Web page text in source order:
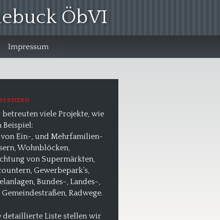
ÖbVI
viele Projekte, wie
Beispiel:
von Ein-, und Mehrfamilien-
Wohnblöcken,
von Supermärkten,
Gewerbepark’s,
Bundes-, Landes-,
Radwege.
detaillierte Liste stellen wir